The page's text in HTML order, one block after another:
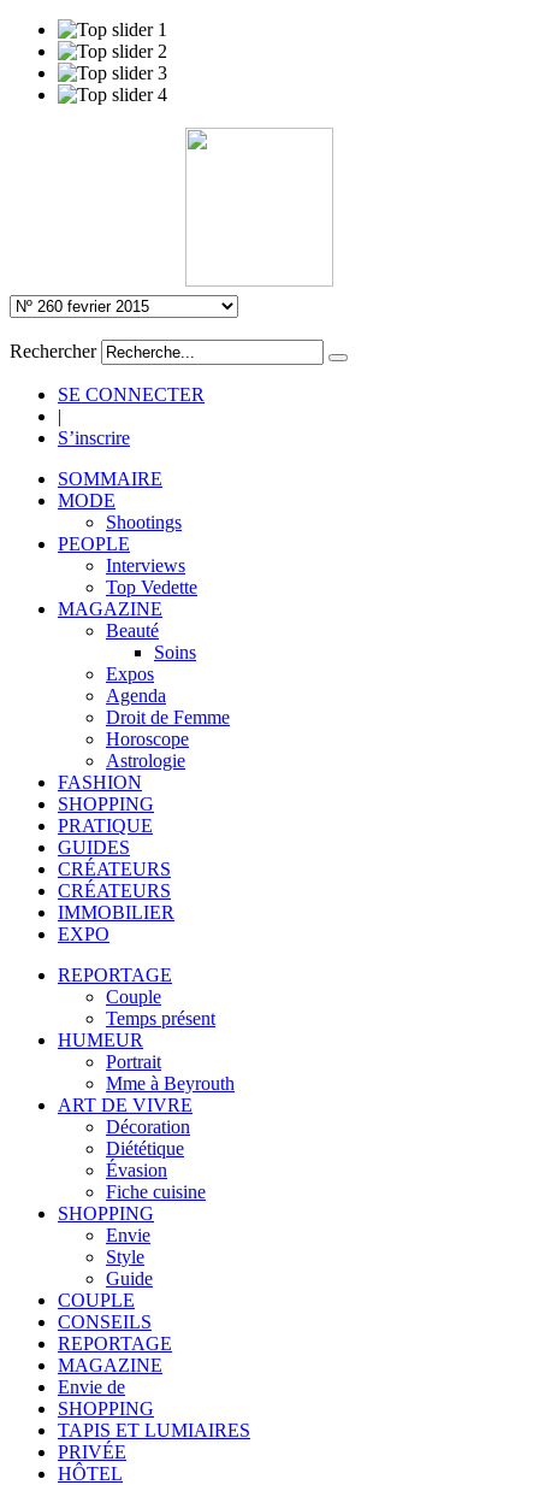
Rechercher
SE CONNECTER
|
S’inscrire
SOMMAIRE
MODE
Shootings
PEOPLE
Interviews
Top Vedette
MAGAZINE
Beauté
Soins
Expos
Agenda
Droit de Femme
Horoscope
Astrologie
FASHION
SHOPPING
PRATIQUE
GUIDES
CRÉATEURS
CRÉATEURS
IMMOBILIER
EXPO
REPORTAGE
Couple
Temps présent
HUMEUR
Portrait
Mme à Beyrouth
ART DE VIVRE
Décoration
Diététique
Évasion
Fiche cuisine
SHOPPING
Envie
Style
Guide
COUPLE
CONSEILS
REPORTAGE
MAGAZINE
Envie de
SHOPPING
TAPIS ET LUMIAIRES
PRIVÉE
HÔTEL